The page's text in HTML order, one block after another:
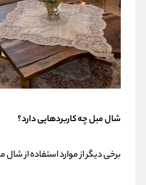
شال مبل چه کاربردهایی دارد؟
برخی دیگر از موارد استفاده از